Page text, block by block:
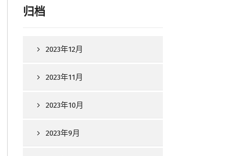
归档
2023年12月
2023年11月
2023年10月
2023年9月